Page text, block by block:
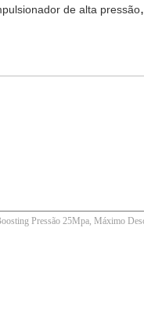
de alta pressão,